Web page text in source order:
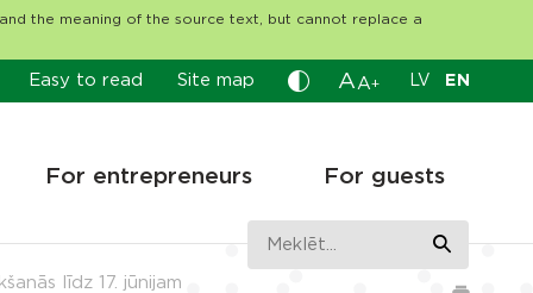
the meaning of the source text, but cannot replace a
Easy to read Site map A A+ LV EN
For entrepreneurs For guests
līdz 17. jūnijam